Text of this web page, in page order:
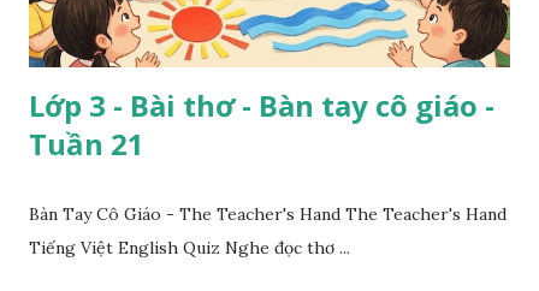
Lớp 3 - Bài thơ - Bàn tay cô giáo -
Tuần 21
Bàn Tay Cô Giáo - The Teacher's Hand The Teacher's Hand
Tiếng Việt English Quiz Nghe đọc thơ ...